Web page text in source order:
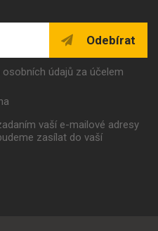
Odebírat
údajů za účelem
vaší e-mailové adresy
zasílat do vaší